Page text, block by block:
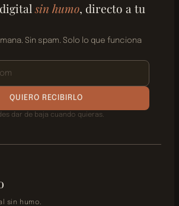
sin humo, directo a tu
Sin spam. Solo lo que funciona
QUIERO RECIBIRLO
dar de baja cuando quieras.
sin humo.